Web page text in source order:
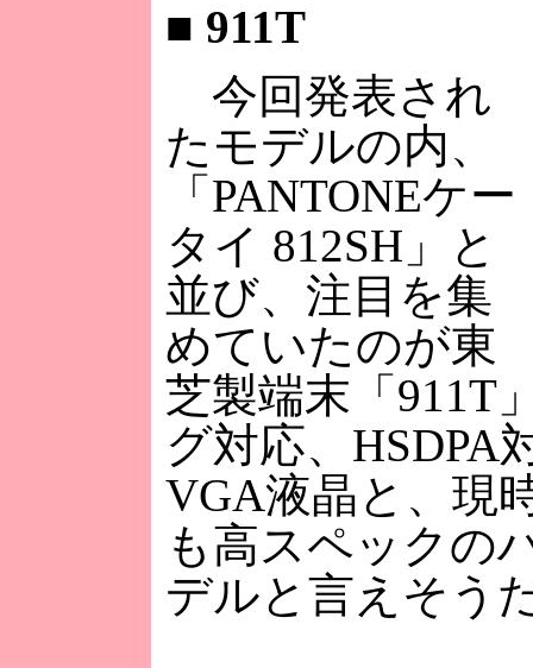
■ 911T
今回発表され
たモデルの内、
「PANTONEケー
タイ 812SH」と
並び、注目を集
めていたのが東
芝製端末「911T
グ対応、HSDPA
VGA液晶と、現
も高スペックの
デルと言えそう